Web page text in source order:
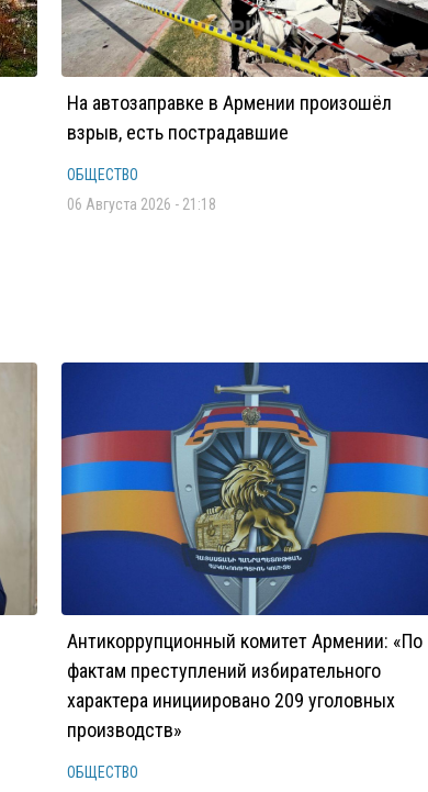
На автозаправке в Армении произошёл
взрыв, есть пострадавшие
ОБЩЕСТВО
06 Августа 2026 - 21:18
Антикоррупционный комитет Армении: «По
фактам преступлений избирательного
характера инициировано 209 уголовных
производств»
ОБЩЕСТВО